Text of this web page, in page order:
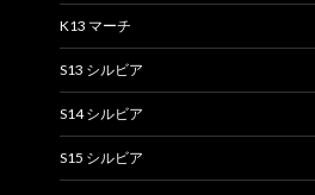
K13 マーチ
S13 シルビア
S14 シルビア
S15 シルビア